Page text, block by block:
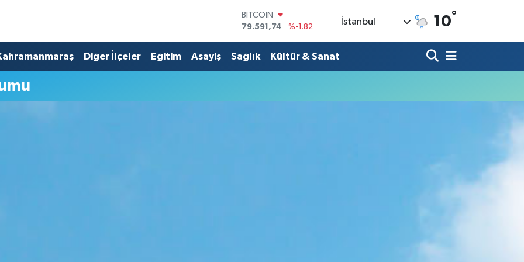
BITCOIN
79.591,74
%-1.82
EURO
53,38690
%0.19
İstanbul 10°
Diğer İlçeler Eğitim Asayiş Sağlık Kültür & Sanat